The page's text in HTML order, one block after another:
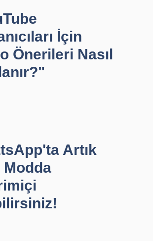
İçin
Önerileri Nasıl
Artık
Modda